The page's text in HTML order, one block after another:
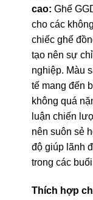
cao: Ghế
cho các
chiếc ghế
tạo nên sự
nghiệp. Màu
tế mang đến
không quá
luận chiến
nên suôn sẻ
độ giúp lãnh
trong các
Thích hợp